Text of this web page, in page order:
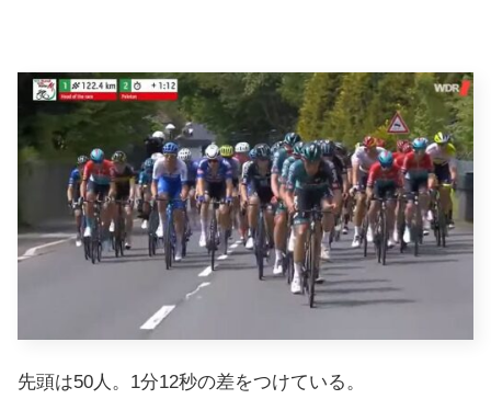
先頭は50人。1分12秒の差をつけている。